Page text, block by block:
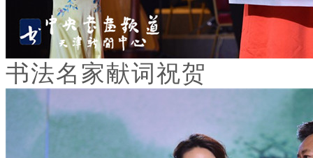
书法名家献词祝贺